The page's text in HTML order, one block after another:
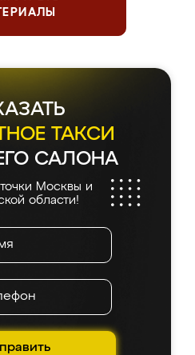
ТАКСИ
САЛОНА
Москвы и
области!